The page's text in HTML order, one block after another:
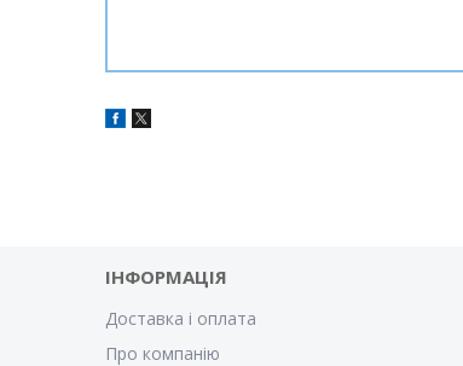
ІНФОРМАЦІЯ
Доставка і оплата
Про компанію